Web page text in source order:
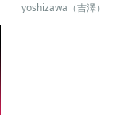
yoshizawa（吉澤）